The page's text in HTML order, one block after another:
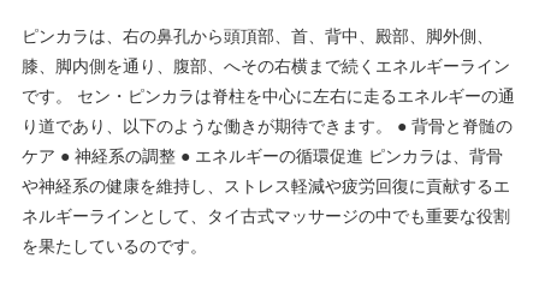
ピンカラは、右の鼻孔から頭頂部、首、背中、殿部、脚外側、
膝、脚内側を通り、腹部、へその右横まで続くエネルギーライン
です。 セン・ピンカラは脊柱を中心に左右に走るエネルギーの通
り道であり、以下のような働きが期待できます。 ● 背骨と脊髄の
ケア ● 神経系の調整 ● エネルギーの循環促進 ピンカラは、背骨
や神経系の健康を維持し、ストレス軽減や疲労回復に貢献するエ
ネルギーラインとして、タイ古式マッサージの中でも重要な役割
を果たしているのです。